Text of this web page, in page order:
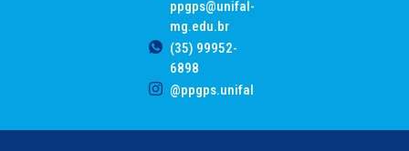
ppgps@unifal-
mg.edu.br
(35) 99952-
6898
@ppgps.unifal